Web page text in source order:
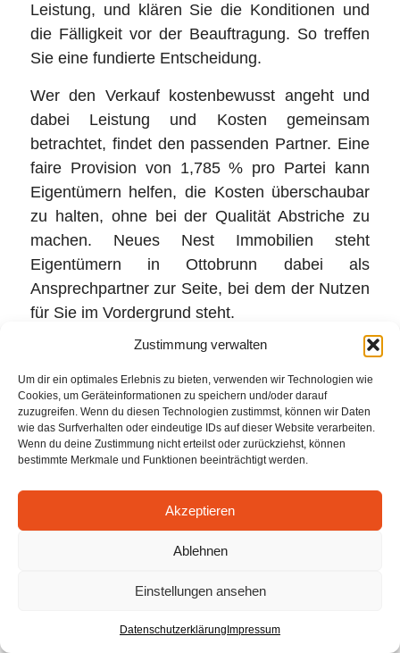
Zustimmung verwalten
Um dir ein optimales Erlebnis zu bieten, verwenden wir Technologien wie
Cookies, um Geräteinformationen zu speichern und/oder darauf
zuzugreifen. Wenn du diesen Technologien zustimmst, können wir Daten
wie das Surfverhalten oder eindeutige IDs auf dieser Website verarbeiten.
Wenn du deine Zustimmung nicht erteilst oder zurückziehst, können
bestimmte Merkmale und Funktionen beeinträchtigt werden.
Akzeptieren
Ablehnen
Einstellungen ansehen
Datenschutzerklärung Impressum
Leistung, und klären Sie die Konditionen und
die Fälligkeit vor der Beauftragung. So treffen
Sie eine fundierte Entscheidung.
Wer den Verkauf kostenbewusst angeht und
dabei Leistung und Kosten gemeinsam
betrachtet, findet den passenden Partner. Eine
faire Provision von 1,785 % pro Partei kann
Eigentümern helfen, die Kosten überschaubar
zu halten, ohne bei der Qualität Abstriche zu
machen. Neues Nest Immobilien steht
Eigentümern in Ottobrunn dabei als
Ansprechpartner zur Seite, bei dem der Nutzen
für Sie im Vordergrund steht.
3. JULY 2026
/ BY WPANNICFWPA
TAGS: BEITRAG